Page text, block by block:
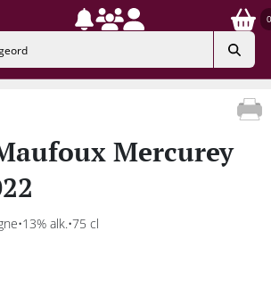
0
Mercurey
13% alk. 75 cl